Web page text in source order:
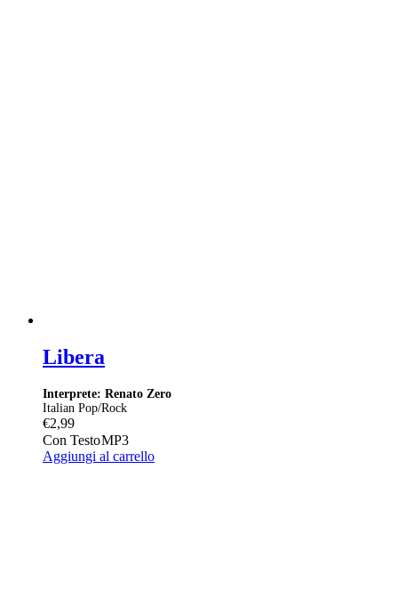
Libera
Interprete: Renato Zero
Italian Pop/Rock
€2,99
Con TestoMP3
Aggiungi al carrello